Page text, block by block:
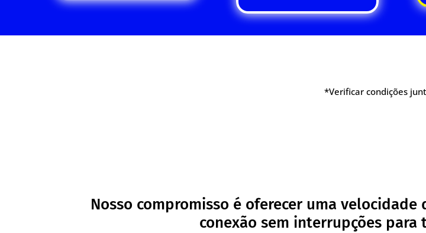
*Verificar condições
Nosso compromisso é oferecer uma
conexão sem interrupções para